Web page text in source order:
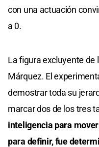
con una actuación
a 0.
La figura excluyente de
Márquez. El
demostrar toda su
marcar dos de los tres
inteligencia para
para definir, fue